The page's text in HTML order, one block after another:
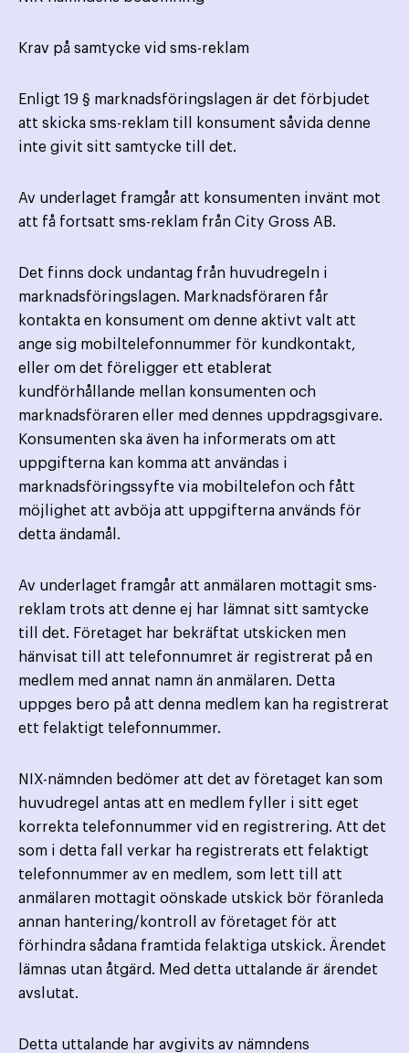
Krav på samtycke vid sms-reklam
Enligt 19 § marknadsföringslagen är det förbjudet
att skicka sms-reklam till konsument såvida denne
inte givit sitt samtycke till det.
Av underlaget framgår att konsumenten invänt mot
att få fortsatt sms-reklam från City Gross AB.
Det finns dock undantag från huvudregeln i
marknadsföringslagen. Marknadsföraren får
kontakta en konsument om denne aktivt valt att
ange sig mobiltelefonnummer för kundkontakt,
eller om det föreligger ett etablerat
kundförhållande mellan konsumenten och
marknadsföraren eller med dennes uppdragsgivare.
Konsumenten ska även ha informerats om att
uppgifterna kan komma att användas i
marknadsföringssyfte via mobiltelefon och fått
möjlighet att avböja att uppgifterna används för
detta ändamål.
Av underlaget framgår att anmälaren mottagit sms-
reklam trots att denne ej har lämnat sitt samtycke
till det. Företaget har bekräftat utskicken men
hänvisat till att telefonnumret är registrerat på en
medlem med annat namn än anmälaren. Detta
uppges bero på att denna medlem kan ha registrerat
ett felaktigt telefonnummer.
NIX-nämnden bedömer att det av företaget kan som
huvudregel antas att en medlem fyller i sitt eget
korrekta telefonnummer vid en registrering. Att det
som i detta fall verkar ha registrerats ett felaktigt
telefonnummer av en medlem, som lett till att
anmälaren mottagit oönskade utskick bör föranleda
annan hantering/kontroll av företaget för att
förhindra sådana framtida felaktiga utskick. Ärendet
lämnas utan åtgärd. Med detta uttalande är ärendet
avslutat.
Detta uttalande har avgivits av nämndens